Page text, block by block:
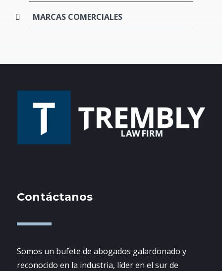
MARCAS COMERCIALES
Contáctanos
Somos un bufete de abogados galardonado y
reconocido en la industria, líder en el sur de